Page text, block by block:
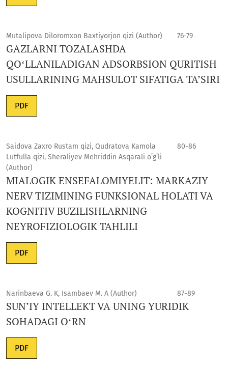
Mutalipova Diloromxon Baxtiyorjon qizi (Author) 76-79
GAZLARNI TOZALASHDA
QOʻLLANILADIGAN ADSORBSION QURITISH
USULLARINING MAHSULOT SIFATIGA TA’SIRI
PDF
Saidova Zaxro Rustam qizi, Qudratova Kamola
Lutfulla qizi, Sheraliyev Mehriddin Asqarali o’g’li
(Author)
80-86
MIALOGIK ENSEFALOMIYELIT: MARKAZIY
NERV TIZIMINING FUNKSIONAL HOLATI VA
KOGNITIV BUZILISHLARNING
NEYROFIZIOLOGIK TAHLILI
PDF
Narinbaeva G. K, Isambaev M. A (Author) 87-89
SUN’IY INTELLEKT VA UNING YURIDIK
SOHADAGI OʻRN
PDF